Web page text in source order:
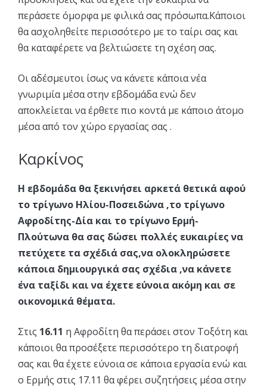
περάσετε όμορφα με φιλικά σας πρόσωπα.Κάποιοι
θα ασχοληθείτε περισσότερο με το ταίρι σας και
θα καταφέρετε να βελτιώσετε τη σχέση σας.
Οι αδέσμευτοι ίσως να κάνετε κάποια νέα
γνωριμία μέσα στην εβδομάδα ενώ δεν
αποκλείεται να έρθετε πιο κοντά με κάποιο άτομο
μέσα από τον χώρο εργασίας σας .
Καρκίνος
Η εβδομάδα θα ξεκινήσει αρκετά θετικά αφού
το τρίγωνο Ηλίου-Ποσειδώνα ,το τρίγωνο
Αφροδίτης-Δία και το τρίγωνο Ερμή-
Πλούτωνα θα σας δώσει πολλές ευκαιρίες να
πετύχετε τα σχέδιά σας,να ολοκληρώσετε
κάποια δημιουργικά σας σχέδια ,να κάνετε
ένα ταξίδι και να έχετε εύνοια ακόμη και σε
οικονομικά θέματα.
Στις 16.11 η Αφροδίτη θα περάσει στον Τοξότη και
κάποιοι θα προσέξετε περισσότερο τη διατροφή
σας και θα έχετε εύνοια σε κάποια εργασία ενώ και
ο Ερμής στις 17.11 θα φέρει συζητήσεις μέσα στην